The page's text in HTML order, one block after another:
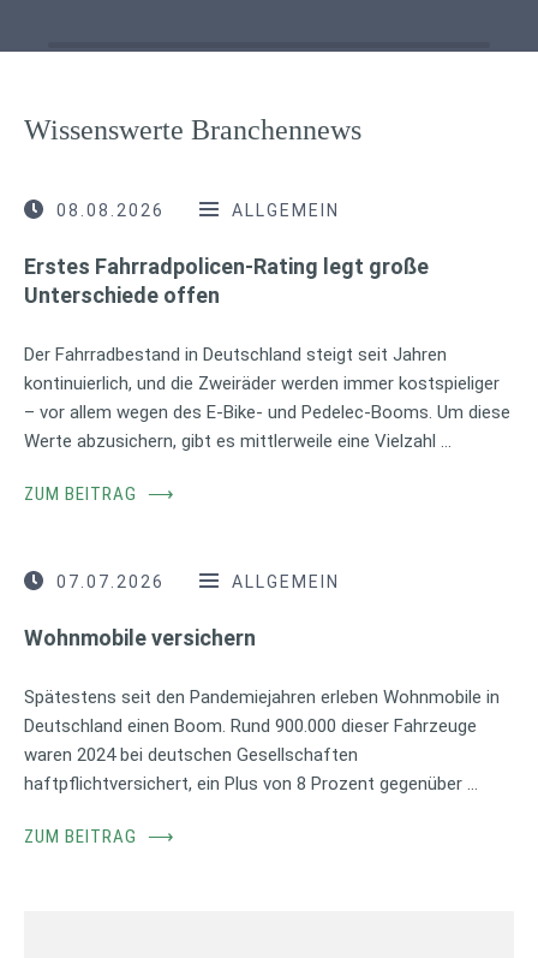
Wissenswerte Branchennews
08.08.2026 ALLGEMEIN
Erstes Fahrradpolicen-Rating legt große
Unterschiede offen
Der Fahrradbestand in Deutschland steigt seit Jahren
kontinuierlich, und die Zweiräder werden immer kostspieliger
– vor allem wegen des E-Bike- und Pedelec-Booms. Um diese
Werte abzusichern, gibt es mittlerweile eine Vielzahl …
ZUM BEITRAG ⟶
07.07.2026 ALLGEMEIN
Wohnmobile versichern
Spätestens seit den Pandemiejahren erleben Wohnmobile in
Deutschland einen Boom. Rund 900.000 dieser Fahrzeuge
waren 2024 bei deutschen Gesellschaften
haftpflichtversichert, ein Plus von 8 Prozent gegenüber …
ZUM BEITRAG ⟶